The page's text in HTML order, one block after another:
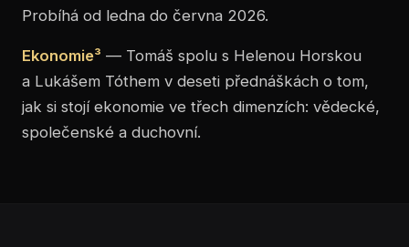
Probíhá od ledna do června 2026.
Ekonomie³ — Tomáš spolu s Helenou Horskou
a Lukášem Tóthem v deseti přednáškách o tom,
jak si stojí ekonomie ve třech dimenzích: vědecké,
společenské a duchovní.